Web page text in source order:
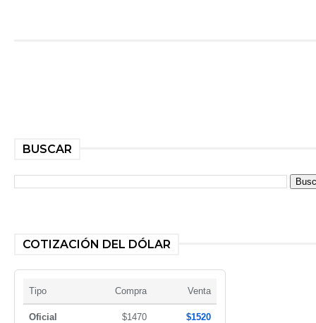
BUSCAR
COTIZACIÓN DEL DÓLAR
Tipo Compra Venta
Oficial $1470 $1520